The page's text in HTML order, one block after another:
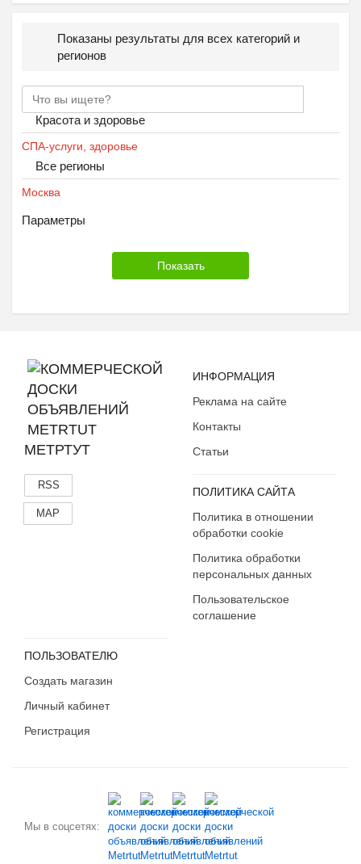
Показаны результаты для всех категорий и
регионов
Красота и здоровье
СПА-услуги, здоровье
Все регионы
Москва
Параметры
МЕТРТУТ
RSS
MAP
ИНФОРМАЦИЯ
Реклама на сайте
Контакты
Статьи
ПОЛИТИКА САЙТА
Политика в отношении
обработки cookie
Политика обработки
персональных данных
Пользовательское
соглашение
ПОЛЬЗОВАТЕЛЮ
Создать магазин
Личный кабинет
Регистрация
Мы в соцсетях: